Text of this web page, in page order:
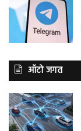
ऑटो जगत